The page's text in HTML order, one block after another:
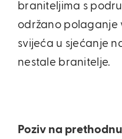
braniteljima s
održano polaganje
svijeća u sjećanje
nestale branitelje.
Poziv na